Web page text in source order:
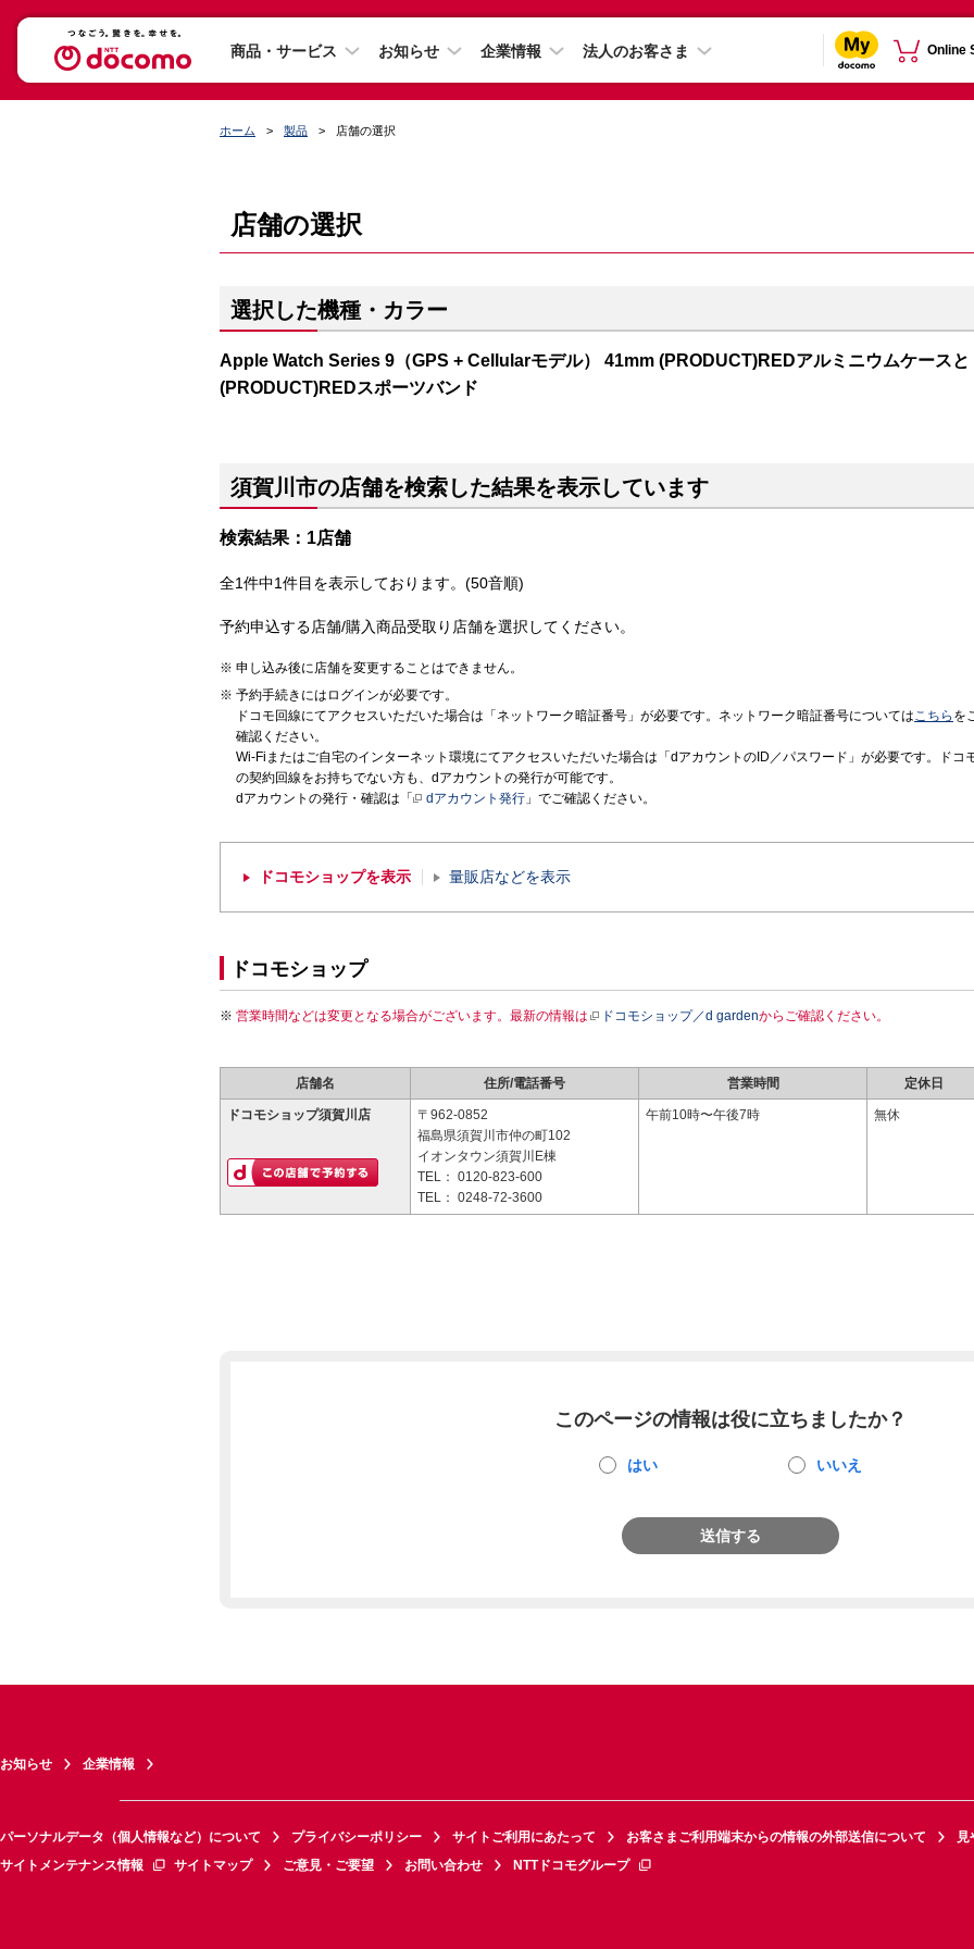
商品・サービス お知らせ 企業情報 法人のお客さま Online
ホーム 製品 店舗の選択
店舗の選択
選択した機種・カラー
Apple Watch Series 9（GPS + Cellularモデル） 41mm (PRODUCT)REDアルミニウムケースと
(PRODUCT)REDスポーツバンド
須賀川市の店舗を検索した結果を表示しています
検索結果：1店舗
全1件中1件目を表示しております。(50音順)
予約申込する店舗/購入商品受取り店舗を選択してください。
申し込み後に店舗を変更することはできません。
予約手続きにはログインが必要です。
ドコモ回線にてアクセスいただいた場合は「ネットワーク暗証番号」が必要です。ネットワーク暗証番号についてはこちら を
確認ください。
Wi-Fiまたはご自宅のインターネット環境にてアクセスいただいた場合は「dアカウントのID／パスワード」が必要です。ドコ
の契約回線をお持ちでない方も、dアカウントの発行が可能です。
dアカウントの発行・確認は「
dアカウント発行 」でご確認ください。
ドコモショップを表示 量販店などを表示
ドコモショップ
営業時間などは変更となる場合がございます。最新の情報は ドコモショップ／d gardenからご確認ください。
店舗名 住所/電話番号 営業時間 定休日
ドコモショップ須賀川店
〒962-0852
福島県須賀川市仲の町102
イオンタウン須賀川E棟
TEL： 0120-823-600
TEL： 0248-72-3600
午前10時〜午後7時 無休
このページの情報は役に立ちましたか？
はい いいえ
送信する
お知らせ 企業情報
パーソナルデータ（個人情報など）について プライバシーポリシー サイトご利用にあたって お客さまご利用端末からの情報の外部送信について
見
サイトメンテナンス情報
サイトマップ ご意見・ご要望 お問い合わせ NTTドコモグループ